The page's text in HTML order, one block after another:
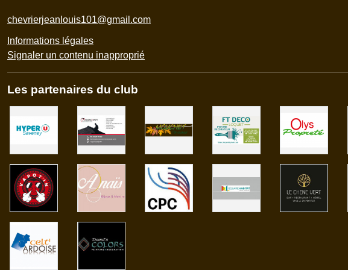
chevrierjeanlouis101@gmail.com
Informations légales
Signaler un contenu inapproprié
Les partenaires du club